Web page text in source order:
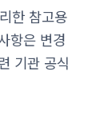
한 참고용
항은 변경
기관 공식